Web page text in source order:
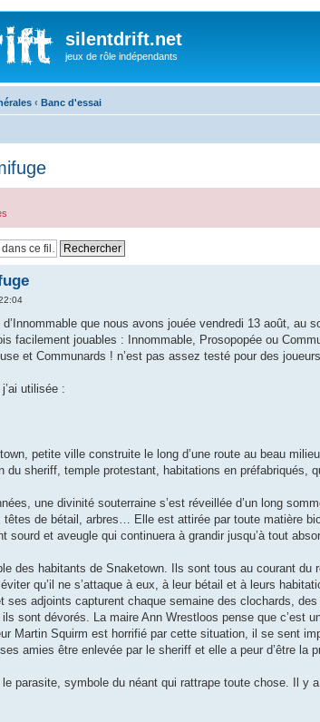
silentdrift.net
jeux de rôle indépendants
‹ Banc d'essai
d’Innommable que nous avons jouée vendredi 13 août,
facilement jouables : Innommable, Prosopopée ou
et Communards ! n’est pas assez testé pour des
utilisée :
petite ville construite le long d’une route au beau
sheriff, temple protestant, habitations en préfabriqués,
une divinité souterraine s’est réveillée d’un long
de bétail, arbres… Elle est attirée par toute matière
sourd et aveugle qui continuera à grandir jusqu’à tout
des habitants de Snaketown. Ils sont tous au courant
qu’il ne s’attaque à eux, à leur bétail et à leurs
ses adjoints capturent chaque semaine des clochards,
sont dévorés. La maire Ann Wrestloos pense que c’est
Martin Squirm est horrifié par cette situation, il se sent
amies être enlevée par le sheriff et elle a peur d’être la
parasite, symbole du néant qui rattrape toute chose. Il y